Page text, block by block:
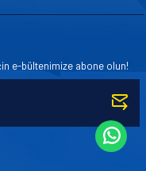
e-bültenimize abone olun!